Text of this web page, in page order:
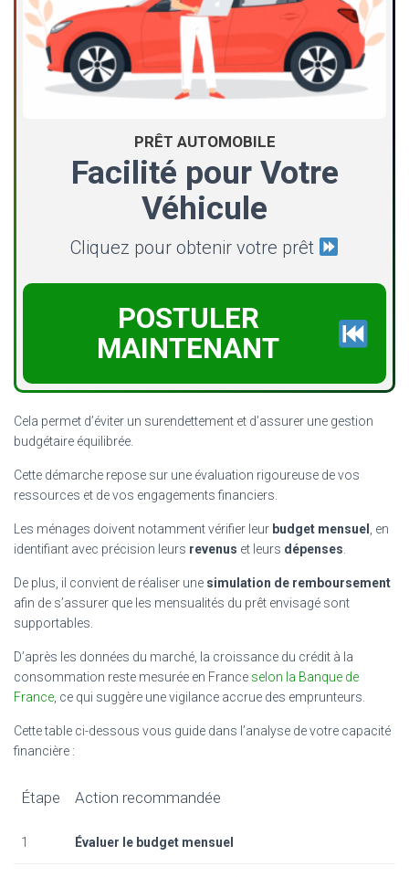
PRÊT AUTOMOBILE
Facilité pour Votre
Véhicule
Cliquez pour obtenir votre prêt
POSTULER
MAINTENANT
Cela permet d’éviter un surendettement et d’assurer une gestion
budgétaire équilibrée.
Cette démarche repose sur une évaluation rigoureuse de vos
ressources et de vos engagements financiers.
Les ménages doivent notamment vérifier leur budget mensuel , en
identifiant avec précision leurs revenus et leurs dépenses.
De plus, il convient de réaliser une simulation de remboursement
afin de s’assurer que les mensualités du prêt envisagé sont
supportables.
D’après les données du marché, la croissance du crédit à la
consommation reste mesurée en France selon la Banque de
France, ce qui suggère une vigilance accrue des emprunteurs.
Cette table ci-dessous vous guide dans l’analyse de votre capacité
financière :
Étape Action recommandée
1 Évaluer le budget mensuel